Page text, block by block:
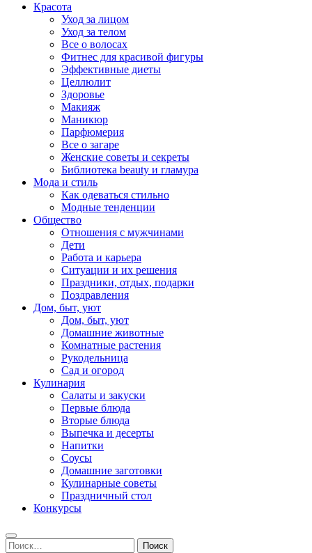
Красота
Уход за лицом
Уход за телом
Все о волосах
Фитнес для красивой фигуры
Эффективные диеты
Целлюлит
Здоровье
Макияж
Маникюр
Парфюмерия
Все о загаре
Женские советы и секреты
Библиотека beauty и гламура
Мода и стиль
Как одеваться стильно
Модные тенденции
Общество
Отношения с мужчинами
Дети
Работа и карьера
Ситуации и их решения
Праздники, отдых, подарки
Поздравления
Дом, быт, уют
Дом, быт, уют
Домашние животные
Комнатные растения
Рукодельница
Сад и огород
Кулинария
Салаты и закуски
Первые блюда
Вторые блюда
Выпечка и десерты
Напитки
Соусы
Домашние заготовки
Кулинарные советы
Праздничный стол
Конкурсы
Найти: